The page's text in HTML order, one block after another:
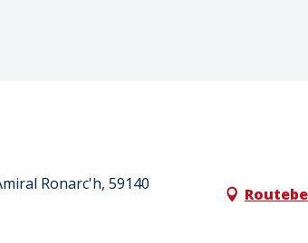
Ronarc'h, 59140